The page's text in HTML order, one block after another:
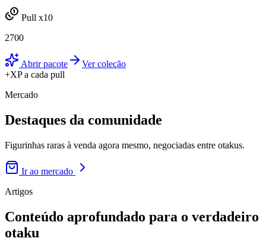
Pull x10
2700
Abrir pacote
Ver coleção
+XP a cada pull
Mercado
Destaques da comunidade
Figurinhas raras à venda agora mesmo, negociadas entre otakus.
Ir ao mercado
Artigos
Conteúdo aprofundado para o verdadeiro
otaku